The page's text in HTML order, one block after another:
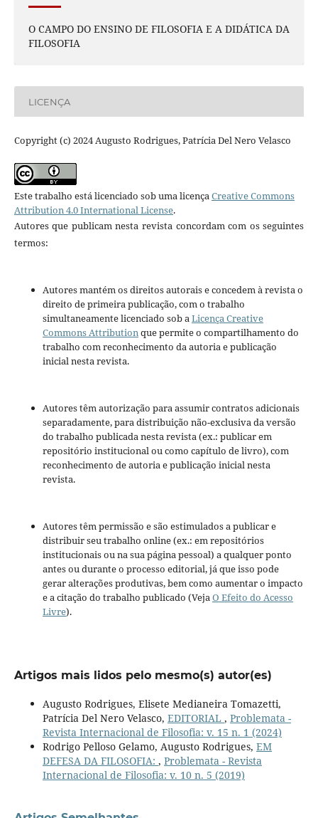
O CAMPO DO ENSINO DE FILOSOFIA E A DIDÁTICA DA
FILOSOFIA
LICENÇA
Copyright (c) 2024 Augusto Rodrigues, Patrícia Del Nero Velasco
Este trabalho está licenciado sob uma licença Creative Commons
Attribution 4.0 International License.
Autores que publicam nesta revista concordam com os seguintes
termos:
Autores mantém os direitos autorais e concedem à revista o
direito de primeira publicação, com o trabalho
simultaneamente licenciado sob a Licença Creative
Commons Attribution que permite o compartilhamento do
trabalho com reconhecimento da autoria e publicação
inicial nesta revista.
Autores têm autorização para assumir contratos adicionais
separadamente, para distribuição não-exclusiva da versão
do trabalho publicada nesta revista (ex.: publicar em
repositório institucional ou como capítulo de livro), com
reconhecimento de autoria e publicação inicial nesta
revista.
Autores têm permissão e são estimulados a publicar e
distribuir seu trabalho online (ex.: em repositórios
institucionais ou na sua página pessoal) a qualquer ponto
antes ou durante o processo editorial, já que isso pode
gerar alterações produtivas, bem como aumentar o impacto
e a citação do trabalho publicado (Veja O Efeito do Acesso
Livre).
Artigos mais lidos pelo mesmo(s) autor(es)
Augusto Rodrigues, Elisete Medianeira Tomazetti,
Patrícia Del Nero Velasco, EDITORIAL , Problemata -
Revista Internacional de Filosofia: v. 15 n. 1 (2024)
Rodrigo Pelloso Gelamo, Augusto Rodrigues, EM
DEFESA DA FILOSOFIA: , Problemata - Revista
Internacional de Filosofia: v. 10 n. 5 (2019)